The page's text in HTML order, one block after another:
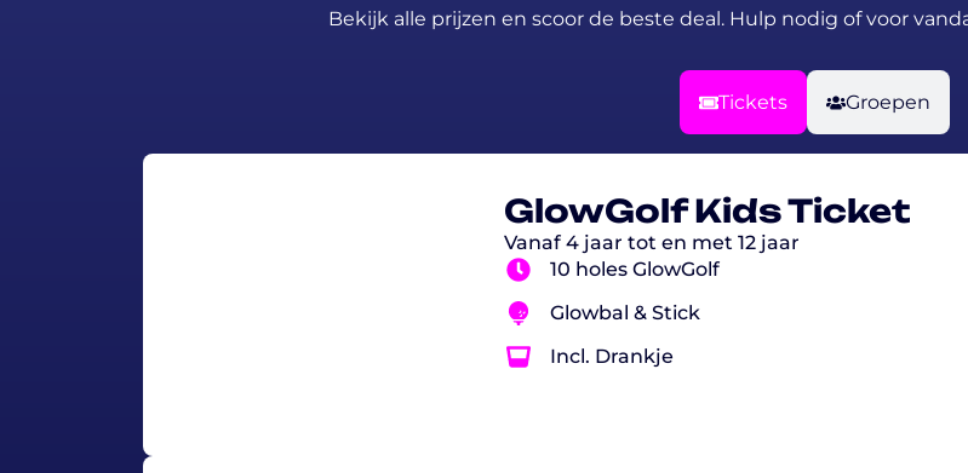
Bekijk alle prijzen en scoor de beste deal. Hulp nodig of voor
Tickets Groepen
GlowGolf Kids Ticket
Vanaf 4 jaar tot en met 12 jaar
10 holes GlowGolf
Glowbal & Stick
Incl. Drankje